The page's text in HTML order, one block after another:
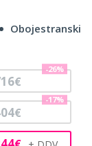
Obojestranski
€
-17%
€
-26%